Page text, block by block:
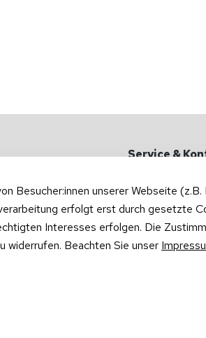
Besucher:innen unserer Webseite
erfolgt erst durch gesetzte
Interesses erfolgen. Die
widerrufen. Beachten Sie unser
Service &
Zum
Rufen
per